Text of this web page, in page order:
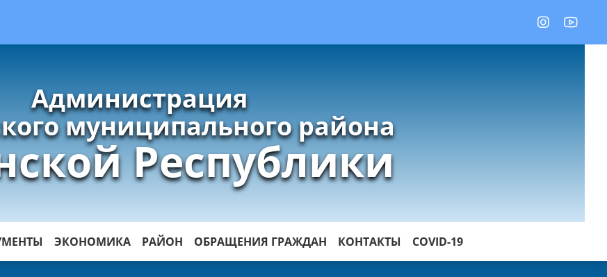
Администрация
муниципального района
Республики
ЭКОНОМИКА РАЙОН ОБРАЩЕНИЯ ГРАЖДАН КОНТАКТЫ COVID-19